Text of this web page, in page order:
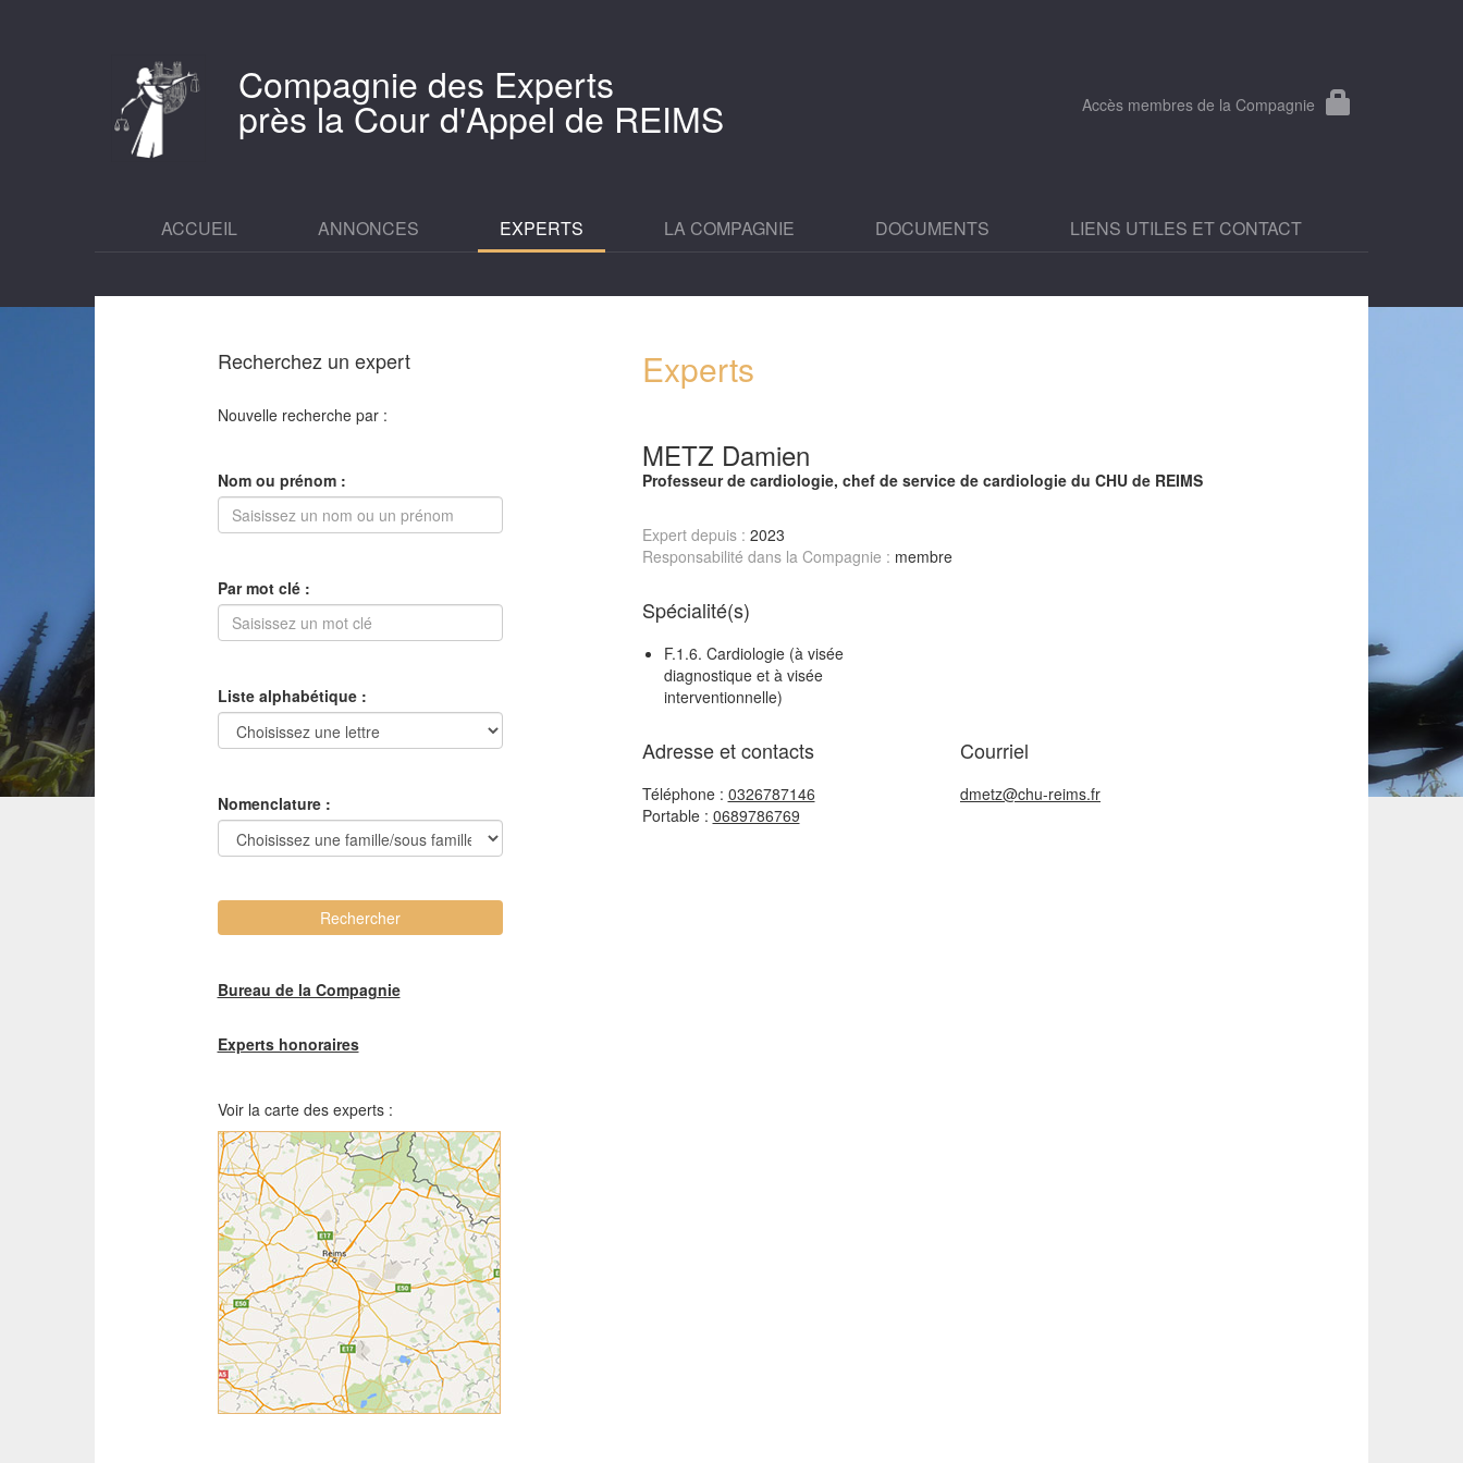
Compagnie des Experts
près la Cour d'Appel de REIMS Accès membres de la Compagnie
ACCUEIL ANNONCES EXPERTS LA COMPAGNIE DOCUMENTS LIENS UTILES ET CONTACT
Recherchez un expert
Nouvelle recherche par :
Nom ou prénom :
Par mot clé :
Liste alphabétique :
Nomenclature :
Rechercher
Bureau de la Compagnie
Experts honoraires
Voir la carte des experts :
Experts
METZ Damien
Professeur de cardiologie, chef de service de cardiologie du CHU de REIMS
Expert depuis : 2023
Responsabilité dans la Compagnie : membre
Spécialité(s)
F.1.6. Cardiologie (à visée
diagnostique et à visée
interventionnelle)
Adresse et contacts
Téléphone : 0326787146
Portable : 0689786769
Courriel
dmetz@chu-reims.fr